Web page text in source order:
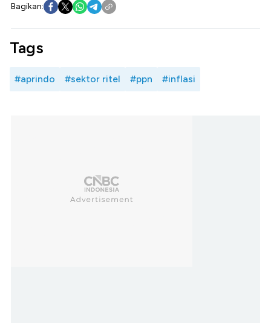
Bagikan:
Tags
#aprindo #sektor ritel #ppn #inflasi